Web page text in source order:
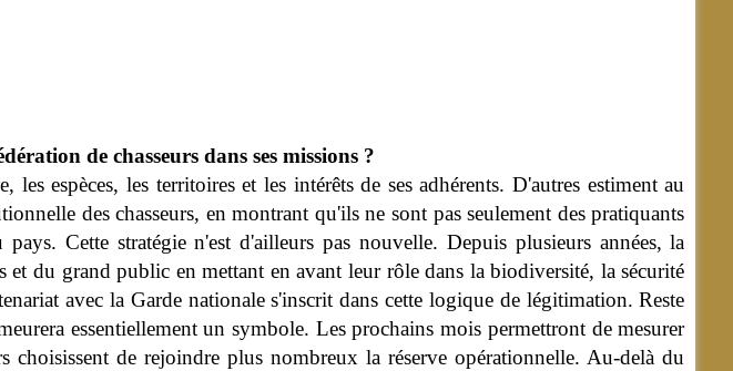
de chasseurs dans ses missions ?
espèces, les territoires et les intérêts de ses adhérents. D'autres estiment au
des chasseurs, en montrant qu'ils ne sont pas seulement des pratiquants
Cette stratégie n'est d'ailleurs pas nouvelle. Depuis plusieurs années, la
et du grand public en mettant en avant leur rôle dans la biodiversité, la sécurité
avec la Garde nationale s'inscrit dans cette logique de légitimation. Reste
essentiellement un symbole. Les prochains mois permettront de mesurer
choisissent de rejoindre plus nombreux la réserve opérationnelle. Au-delà du